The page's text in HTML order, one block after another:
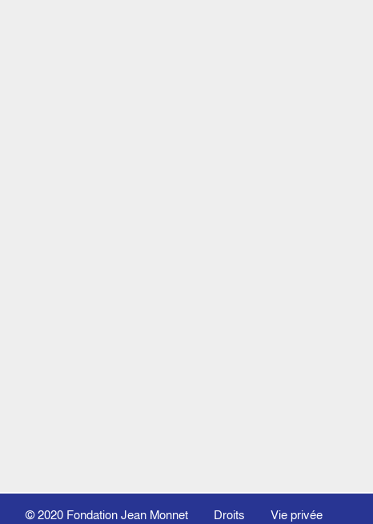
© 2020 Fondation Jean Monnet Droits Vie privée